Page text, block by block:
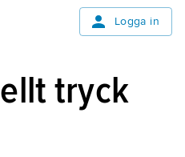
Logga in
tryck